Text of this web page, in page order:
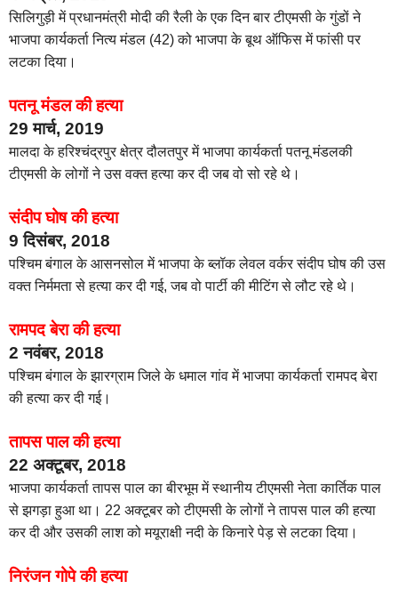
सिलिगुड़ी में प्रधानमंत्री मोदी की रैली के एक दिन बार टीएमसी के गुंडों ने
भाजपा कार्यकर्ता नित्य मंडल (42) को भाजपा के बूथ ऑफिस में फांसी पर
लटका दिया।
पतनू मंडल की हत्या
29 मार्च, 2019
मालदा के हरिश्चंद्रपुर क्षेत्र दौलतपुर में भाजपा कार्यकर्ता पतनू मंडलकी
टीएमसी के लोगों ने उस वक्त हत्या कर दी जब वो सो रहे थे।
संदीप घोष की हत्या
9 दिसंबर, 2018
पश्चिम बंगाल के आसनसोल में भाजपा के ब्लॉक लेवल वर्कर संदीप घोष की उस
वक्त निर्ममता से हत्या कर दी गई, जब वो पार्टी की मीटिंग से लौट रहे थे।
रामपद बेरा की हत्या
2 नवंबर, 2018
पश्चिम बंगाल के झारग्राम जिले के धमाल गांव में भाजपा कार्यकर्ता रामपद बेरा
की हत्या कर दी गई।
तापस पाल की हत्या
22 अक्टूबर, 2018
भाजपा कार्यकर्ता तापस पाल का बीरभूम में स्थानीय टीएमसी नेता कार्तिक पाल
से झगड़ा हुआ था। 22 अक्टूबर को टीएमसी के लोगों ने तापस पाल की हत्या
कर दी और उसकी लाश को मयूराक्षी नदी के किनारे पेड़ से लटका दिया।
निरंजन गोपे की हत्या